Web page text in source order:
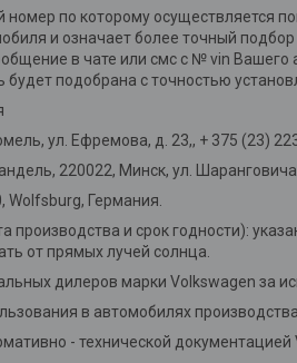
по которому осуществляется
и означает более точный
в чате или смс с № vin
подобрана с точностью
ул. Ефремова, д. 23,, + 375 (23)
220022, Минск, ул. Шаранговича
Wolfsburg, Германия.
производства и срок годности):
от прямых лучей солнца.
дилеров марки Volkswagen за
в автомобилях
- технической документацией